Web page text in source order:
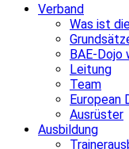
Verband
Was ist
BAE-Dojo
Leitung
Team
European
Ausrüster
Ausbildung